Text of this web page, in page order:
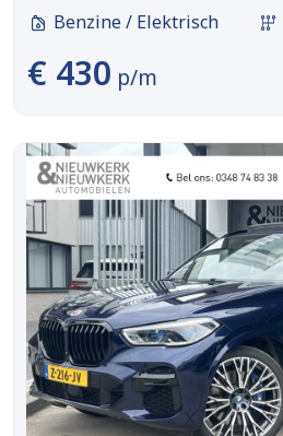
Benzine / Elektrisch
€ 430 p/m